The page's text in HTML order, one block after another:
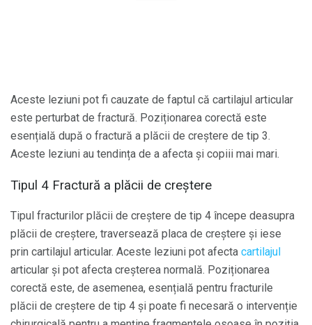
Aceste leziuni pot fi cauzate de faptul că cartilajul articular
este perturbat de fractură. Poziționarea corectă este
esențială după o fractură a plăcii de creștere de tip 3.
Aceste leziuni au tendința de a afecta și copiii mai mari.
Tipul 4 Fractură a plăcii de creștere
Tipul fracturilor plăcii de creștere de tip 4 începe deasupra
plăcii de creștere, traversează placa de creștere și iese
prin cartilajul articular. Aceste leziuni pot afecta cartilajul
articular și pot afecta creșterea normală. Poziționarea
corectă este, de asemenea, esențială pentru fracturile
plăcii de creștere de tip 4 și poate fi necesară o intervenție